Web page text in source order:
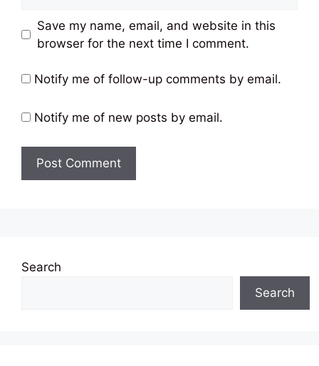
Save my name, email, and website in this
browser for the next time I comment.
Notify me of follow-up comments by email.
Notify me of new posts by email.
Search
Search